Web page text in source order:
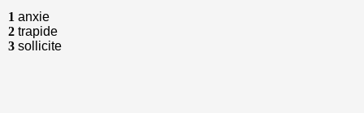
1 anxie
2 trapide
3 sollicite